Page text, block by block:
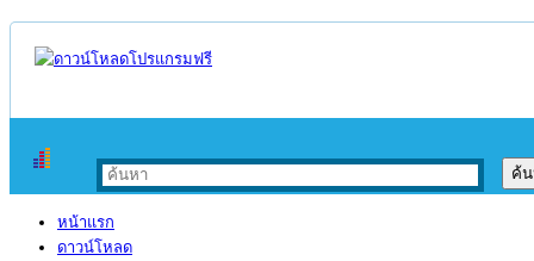
หน้าแรก
ดาวน์โหลด